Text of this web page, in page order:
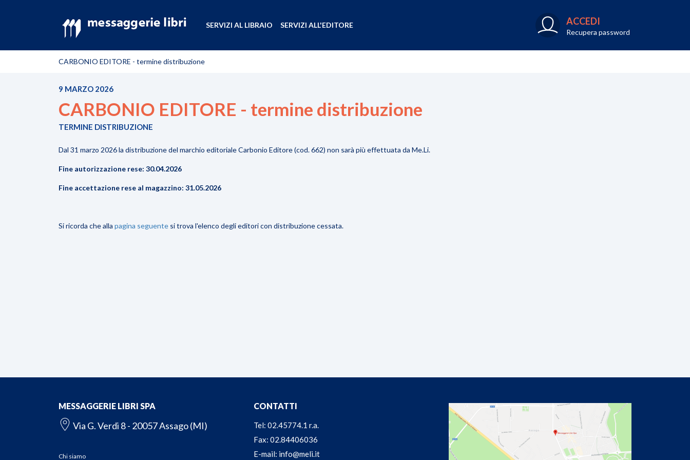
ACCEDI
Recupera password
SERVIZI AL LIBRAIO SERVIZI ALL'EDITORE
CARBONIO EDITORE - termine distribuzione
9 MARZO 2026
CARBONIO EDITORE - termine distribuzione
TERMINE DISTRIBUZIONE
Dal 31 marzo 2026 la distribuzione del marchio editoriale Carbonio Editore (cod. 662) non sarà più effettuata da Me.Li.
Fine autorizzazione rese: 30.04.2026
Fine accettazione rese al magazzino: 31.05.2026
Si ricorda che alla pagina seguente si trova l'elenco degli editori con distribuzione cessata.
MESSAGGERIE LIBRI SPA
Via G. Verdi 8 - 20057 Assago (MI)
Chi siamo
CONTATTI
Tel: 02.45774.1 r.a.
Fax: 02.84406036
E-mail: info@meli.it